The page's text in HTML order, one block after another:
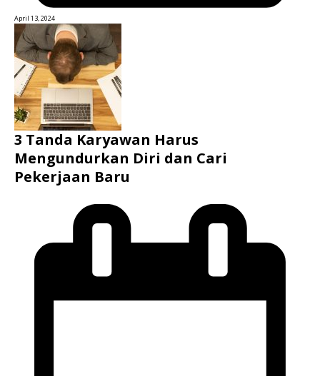
April 13, 2024
3 Tanda Karyawan Harus
Mengundurkan Diri dan Cari
Pekerjaan Baru